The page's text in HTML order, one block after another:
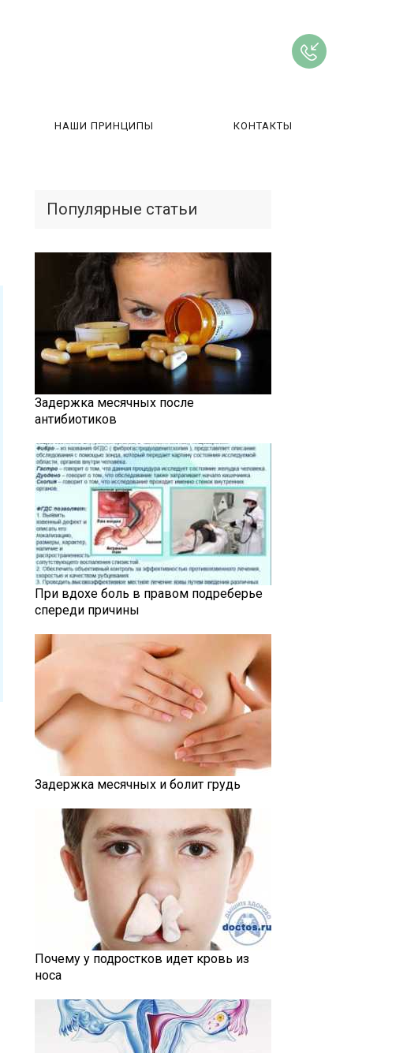
НАШИ ПРИНЦИПЫ КОНТАКТЫ
Популярные статьи
Задержка месячных после
антибиотиков
При вдохе боль в правом подреберье
спереди причины
Задержка месячных и болит грудь
Почему у подростков идет кровь из
носа